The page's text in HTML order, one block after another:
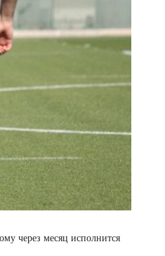
через месяц исполнится